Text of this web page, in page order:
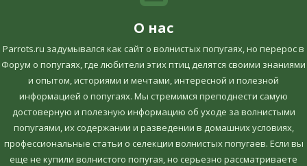
О нас
Parrots.ru задумывался как сайт о волнистых попугаях, но перерос в
Форум о попугаях, где любители этих птиц делятся своими знаниями
и опытом, историями и мечтами, интересной и полезной
информацией о попугаях. Мы стремимся преподнести самую
достоверную и полезную информацию об уходе за волнистыми
попугаями, их содержании и разведении в домашних условиях,
профессиональные статьи о селекции волнистых попугаев. Если вы
еще не купили волнистого попугая, но серьезно рассматриваете